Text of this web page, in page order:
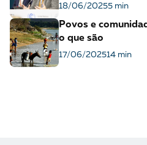
18/06/20255 min
Povos e
o que são
17/06/202514 min